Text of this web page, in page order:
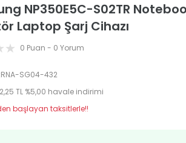
NP350E5C-S02TR
Laptop Şarj Cihazı
0 Puan - 0 Yorum
RNA-SG04-432
TL %5,00 havale indirimi
başlayan taksitlerle!!